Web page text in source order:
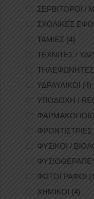
ΣΕΡΒΙΤΟΡΟΙ /
ΣΧΟΛΙΚΕΣ
ΤΑΜΙΕΣ (4)
ΤΕΧΝΙΤΕΣ /
ΤΗΛΕΦΩΝΗΤΕΣ
ΥΔΡΑΥΛΙΚΟΙ (4)
ΥΠΟΔΟΧΗ /
ΦΡΟΝΤΙΣΤΡΙΕΣ
ΦΥΣΙΚΟΙ /
ΦΩΤΟΓΡΑΦΟΙ
ΧΗΜΙΚΟΙ (4)